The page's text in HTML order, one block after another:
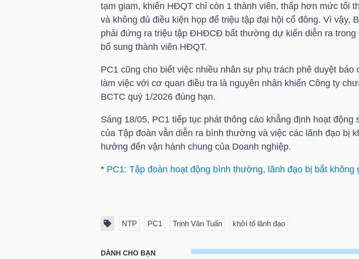
tạm giam, khiến HĐQT chỉ còn 1 thành viên, thấp hơn mức tối
và không đủ điều kiện họp để triệu tập đại hội cổ đông. Vì vậy,
phải đứng ra triệu tập ĐHĐCĐ bất thường dự kiến diễn ra trong
bổ sung thành viên HĐQT.
PC1 cũng cho biết việc nhiều nhân sự phụ trách phê duyệt báo
làm việc với cơ quan điều tra là nguyên nhân khiến Công ty
BCTC quý 1/2026 đúng hạn.
Sáng 18/05, PC1 tiếp tục phát thông cáo khẳng định hoạt động
của Tập đoàn vẫn diễn ra bình thường và việc các lãnh đạo bị
hưởng đến vận hành chung của Doanh nghiệp.
* PC1: Tập đoàn hoạt động bình thường, lãnh đạo bị bắt không
NTP PC1 Trịnh Văn Tuấn khởi tố lãnh đạo